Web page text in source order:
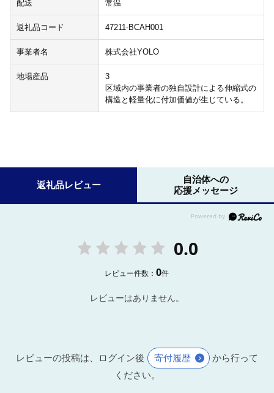
配送 常温
返礼品コード 47211-BCAH001
事業者名 株式会社YOLO
地場産品
3
区域内の事業者の独自設計による伸縮式の
構造と軽量化に付加価値が生じている。
返礼品レビュー
自治体への
応援メッセージ
0.0
レビュー件数：0件
レビューはありません。
レビューの投稿は、ログイン後 寄付履歴
から行って
ください。